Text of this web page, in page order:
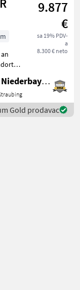
9.877
€
sa 19% PDV-
a
8.300 € neto
in
Tel.
BayWa Niederbayern
Gold prodavac